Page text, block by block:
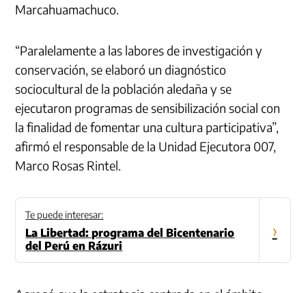
Marcahuamachuco.
“Paralelamente a las labores de investigación y
conservación, se elaboró un diagnóstico
sociocultural de la población aledaña y se
ejecutaron programas de sensibilización social con
la finalidad de fomentar una cultura participativa”,
afirmó el responsable de la Unidad Ejecutora 007,
Marco Rosas Rintel.
Te puede interesar:
La Libertad: programa del Bicentenario
del Perú en Rázuri
›